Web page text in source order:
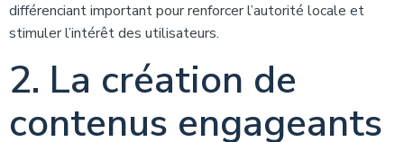
différenciant important pour renforcer l’autorité locale et
stimuler l’intérêt des utilisateurs.
2. La création de
contenus engageants